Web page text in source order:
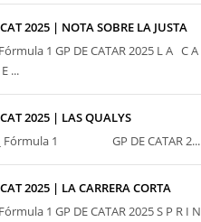
2025 | NOTA SOBRE LA JUSTA
Fórmula 1 GP DE CATAR 2025 L A C A
...
2025 | LAS QUALYS
_ Fórmula 1 GP DE CATAR 2...
2025 | LA CARRERA CORTA
Fórmula 1 GP DE CATAR 2025 S P R I N